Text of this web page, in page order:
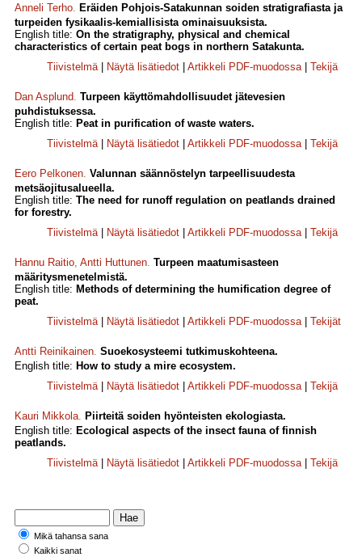
Anneli Terho. Eräiden Pohjois-Satakunnan soiden stratigrafiasta ja
turpeiden fysikaalis-kemiallisista ominaisuuksista.
English title: On the stratigraphy, physical and chemical
characteristics of certain peat bogs in northern Satakunta.
Tiivistelmä| Näytä lisätiedot Artikkeli PDF-muodossa| Tekijä
Dan Asplund. Turpeen käyttömahdollisuudet jätevesien
puhdistuksessa.
English title: Peat in purification of waste waters.
Tiivistelmä| Näytä lisätiedot Artikkeli PDF-muodossa| Tekijä
Eero Pelkonen. Valunnan säännöstelyn tarpeellisuudesta
metsäojitusalueella.
English title: The need for runoff regulation on peatlands drained
for forestry.
Tiivistelmä| Näytä lisätiedot Artikkeli PDF-muodossa| Tekijä
Hannu Raitio, Antti Huttunen. Turpeen maatumisasteen
määritysmenetelmistä.
English title: Methods of determining the humification degree of
peat.
Tiivistelmä| Näytä lisätiedot Artikkeli PDF-muodossa| Tekijät
Antti Reinikainen. Suoekosysteemi tutkimuskohteena.
English title: How to study a mire ecosystem.
Tiivistelmä| Näytä lisätiedot Artikkeli PDF-muodossa| Tekijä
Kauri Mikkola. Piirteitä soiden hyönteisten ekologiasta.
English title: Ecological aspects of the insect fauna of finnish
peatlands.
Tiivistelmä| Näytä lisätiedot Artikkeli PDF-muodossa| Tekijä
Mikä tahansa sana
Kaikki sanat